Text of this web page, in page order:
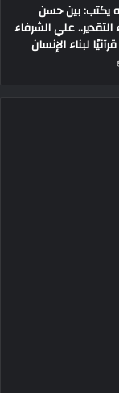
يكتب: بين حسن
علي الشرفاء
لبناء الإنسان